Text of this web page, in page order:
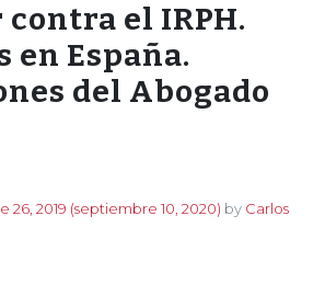
el IRPH.
en España.
del Abogado
26, 2019 (septiembre 10, 2020) by Carlos